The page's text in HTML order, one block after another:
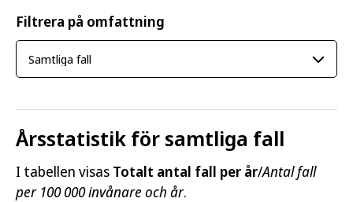
Filtrera på omfattning
Årsstatistik för samtliga fall
I tabellen visas Totalt antal fall per år/Antal fall
per 100 000 invånare och år.